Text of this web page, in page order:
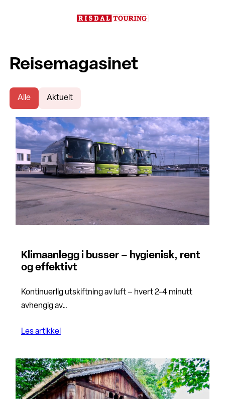
Reisemagasinet
Alle Aktuelt
Klimaanlegg i busser – hygienisk, rent
og effektivt
Kontinuerlig utskiftning av luft – hvert 2-4 minutt
avhengig av…
Les artikkel